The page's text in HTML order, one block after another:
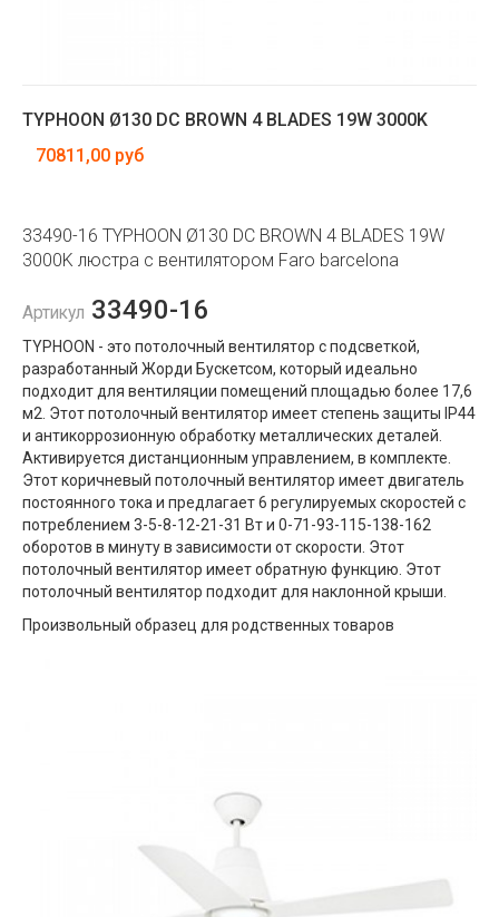
TYPHOON Ø130 DC BROWN 4 BLADES 19W 3000K
70811,00 руб
33490-16 TYPHOON Ø130 DC BROWN 4 BLADES 19W
3000K люстра с вентилятором Faro barcelona
Артикул 33490-16
TYPHOON - это потолочный вентилятор с подсветкой,
разработанный Жорди Бускетсом, который идеально
подходит для вентиляции помещений площадью более 17,6
м2. Этот потолочный вентилятор имеет степень защиты IP44
и антикоррозионную обработку металлических деталей.
Активируется дистанционным управлением, в комплекте.
Этот коричневый потолочный вентилятор имеет двигатель
постоянного тока и предлагает 6 регулируемых скоростей с
потреблением 3-5-8-12-21-31 Вт и 0-71-93-115-138-162
оборотов в минуту в зависимости от скорости. Этот
потолочный вентилятор имеет обратную функцию. Этот
потолочный вентилятор подходит для наклонной крыши.
Произвольный образец для родственных товаров